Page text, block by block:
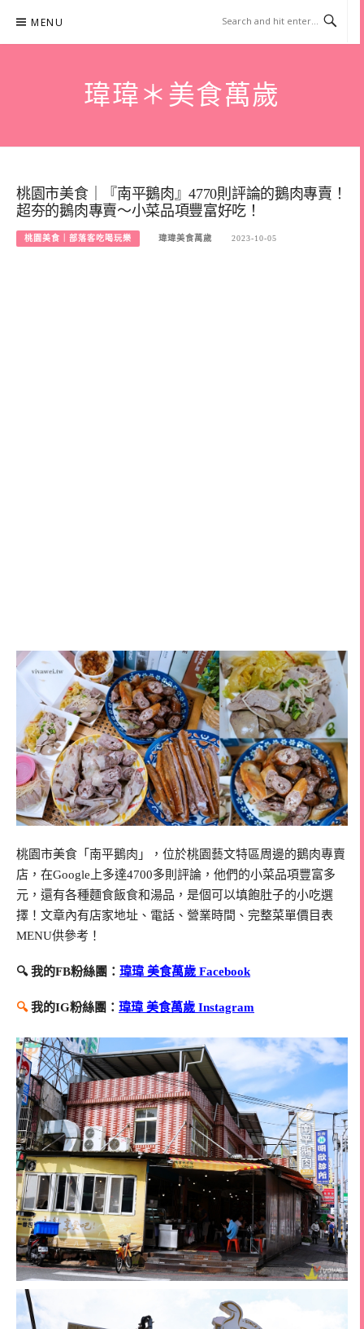
content
MENU
瑋瑋＊美食萬歲
桃園市美食｜『南平鵝肉』4770則評論的鵝肉專賣！
超夯的鵝肉專賣～小菜品項豐富好吃！
桃園美食｜部落客吃喝玩樂 瑋瑋美食萬歲 2023-10-05
桃園市美食「南平鵝肉」，位於桃園藝文特區周邊的鵝肉專賣
店，在Google上多達4700多則評論，他們的小菜品項豐富多
元，還有各種麵食飯食和湯品，是個可以填飽肚子的小吃選
擇！文章內有店家地址、電話、營業時間、完整菜單價目表
MENU供參考！
🔍 我的FB粉絲團： 瑋瑋 美食萬歲 Facebook
🔍我的IG粉絲團： 瑋瑋 美食萬歲 Instagram